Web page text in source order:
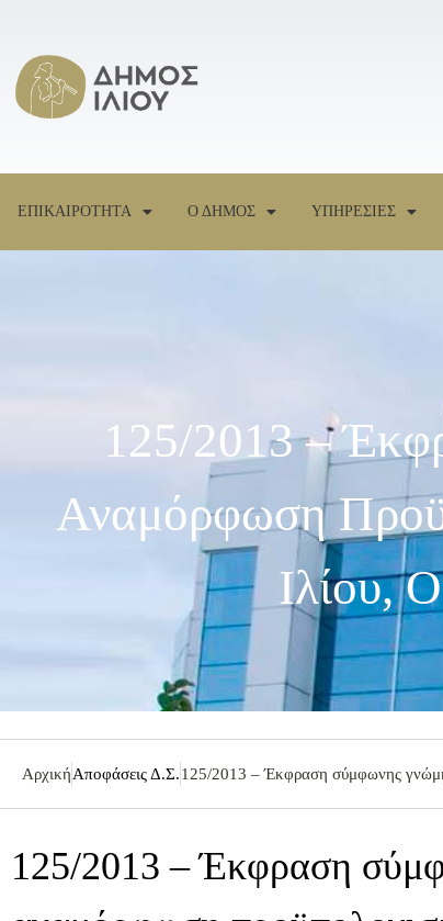
ΕΠΙΚΑΙΡΟΤΗΤΑ Ο ΔΗΜΟΣ ΥΠΗΡΕΣΙΕΣ
125/2013 –
Αναμόρφωση
Ιλίου,
ΑρχικήΑποφάσεις Δ.Σ.125/2013 – Έκφραση σύμφωνης
125/2013 – Έκφραση